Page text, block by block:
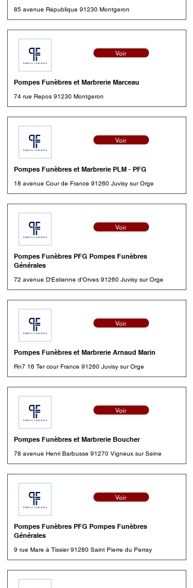
85 avenue République 91230 Montgeron
Voir
Pompes Funèbres et Marbrerie Marceau
74 rue Repos 91230 Montgeron
Voir
Pompes Funèbres et Marbrerie PLM - PFG
18 avenue Cour de France 91260 Juvisy sur Orge
Voir
Pompes Funèbres PFG Pompes Funèbres
Générales
72 avenue D'Estienne d'Orves 91260 Juvisy sur Orge
Voir
Pompes Funèbres et Marbrerie Arnaud Marin
Rn7 16 Ter cour France 91260 Juvisy sur Orge
Voir
Pompes Funèbres et Marbrerie Boucher
78 avenue Henri Barbusse 91270 Vigneux sur Seine
Voir
Pompes Funèbres PFG Pompes Funèbres
Générales
9 rue Mare à Tissier 91280 Saint Pierre du Perray